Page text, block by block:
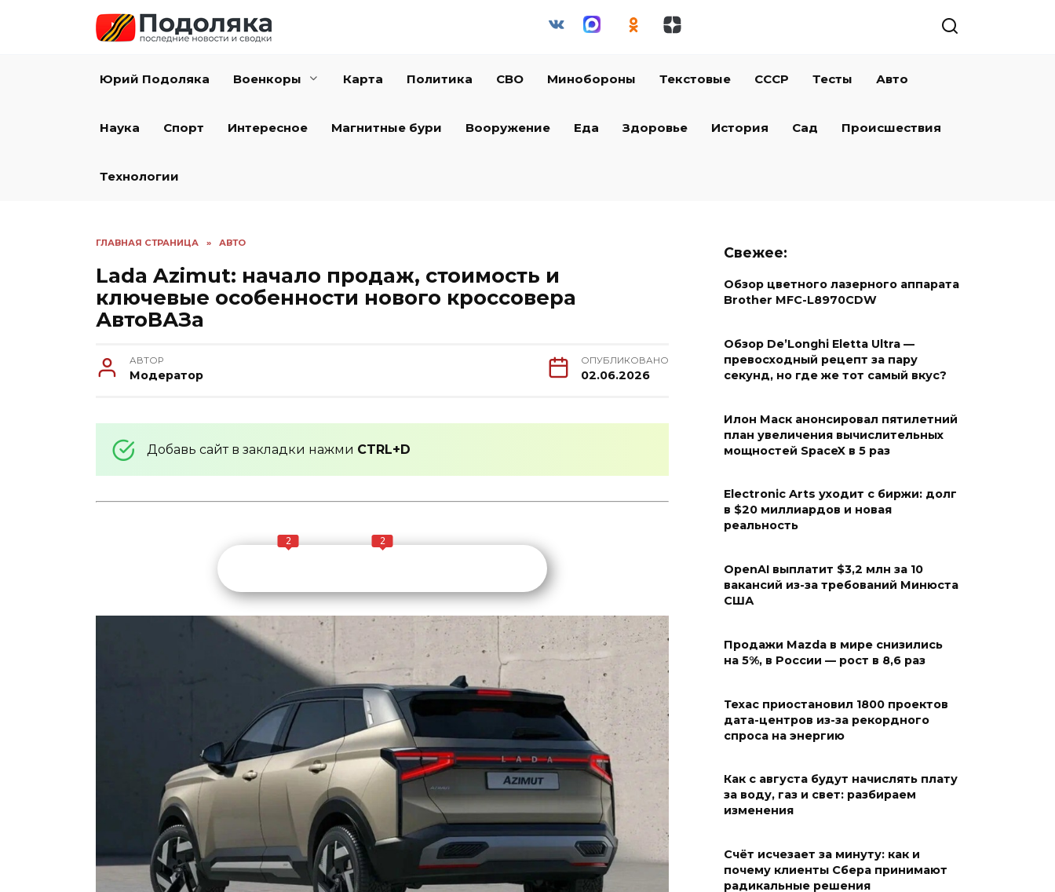
Юрий Подоляка Военкоры Карта Политика СВО Минобороны Текстовые СССР Тесты Авто
Наука Спорт Интересное Магнитные бури Вооружение Еда Здоровье История Сад Происшествия
Технологии
ГЛАВНАЯ СТРАНИЦА » АВТО
Lada Azimut: начало продаж, стоимость и
ключевые особенности нового кроссовера
АвтоВАЗа
АВТОР
Модератор
ОПУБЛИКОВАНО
02.06.2026
Добавь сайт в закладки нажми CTRL+D
2 2
Свежее:
Обзор цветного лазерного аппарата
Brother MFC-L8970CDW
Обзор De’Longhi Eletta Ultra —
превосходный рецепт за пару
секунд, но где же тот самый вкус?
Илон Маск анонсировал пятилетний
план увеличения вычислительных
мощностей SpaceX в 5 раз
Electronic Arts уходит с биржи: долг
в $20 миллиардов и новая
реальность
OpenAI выплатит $3,2 млн за 10
вакансий из-за требований Минюста
США
Продажи Mazda в мире снизились
на 5%, в России — рост в 8,6 раз
Техас приостановил 1800 проектов
дата-центров из-за рекордного
спроса на энергию
Как с августа будут начислять плату
за воду, газ и свет: разбираем
изменения
Счёт исчезает за минуту: как и
почему клиенты Сбера принимают
радикальные решения